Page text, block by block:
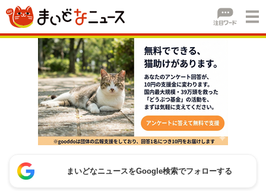
まいどなニュースをGoogle検索でフォローする